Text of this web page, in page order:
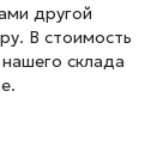
другой
В стоимость
склада